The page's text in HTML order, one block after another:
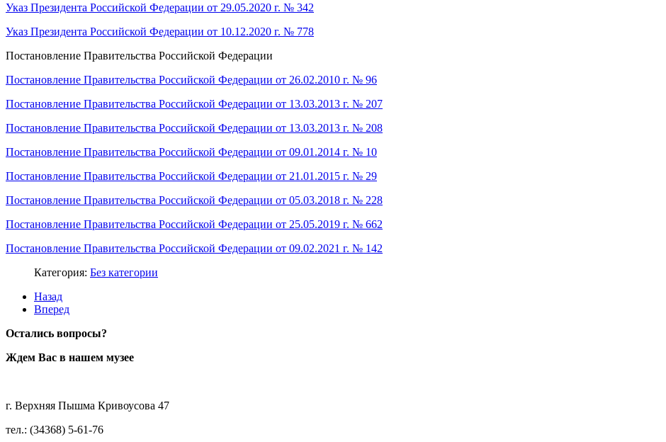
Указ Президента Российской Федерации от 29.05.2020 г. № 342
Указ Президента Российской Федерации от 10.12.2020 г. № 778
Постановление Правительства Российской Федерации
Постановление Правительства Российской Федерации от 26.02.2010 г. № 96
Постановление Правительства Российской Федерации от 13.03.2013 г. № 207
Постановление Правительства Российской Федерации от 13.03.2013 г. № 208
Постановление Правительства Российской Федерации от 09.01.2014 г. № 10
Постановление Правительства Российской Федерации от 21.01.2015 г. № 29
Постановление Правительства Российской Федерации от 05.03.2018 г. № 228
Постановление Правительства Российской Федерации от 25.05.2019 г. № 662
Постановление Правительства Российской Федерации от 09.02.2021 г. № 142
Категория: Без категории
Назад
Вперед
Остались вопросы?
Ждем Вас в нашем музее
г. Верхняя Пышма Кривоусова 47
тел.: (34368) 5-61-76